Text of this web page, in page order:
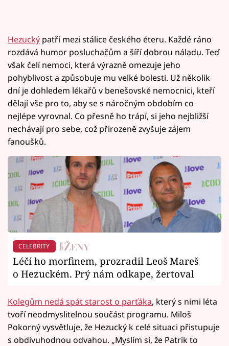
Hezucký patří mezi stálice českého éteru. Každé ráno
rozdává humor posluchačům a šíří dobrou náladu. Teď
však čelí nemoci, která výrazně omezuje jeho
pohyblivost a způsobuje mu velké bolesti. Už několik
dní je dohledem lékařů v benešovské nemocnici, kteří
dělají vše pro to, aby se s náročným obdobím co
nejlépe vyrovnal. Co přesně ho trápí, si jeho nejbližší
nechávají pro sebe, což přirozeně zvyšuje zájem
fanoušků.
CELEBRITY
Léčí ho morfinem, prozradil Leoš Mareš
o Hezuckém. Prý nám odkape, žertoval
Kolegům nedá spát starost o parťáka, který s nimi léta
tvoří neodmyslitelnou součást programu. Miloš
Pokorný vysvětluje, že Hezucký k celé situaci přistupuje
s obdivuhodnou odvahou. „Myslím si, že Patrik to